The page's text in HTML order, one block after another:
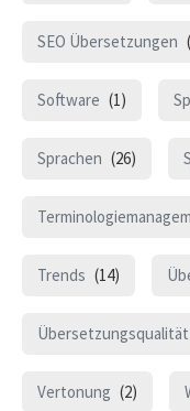
SEO Übersetzungen
Software (1)
Sprachen (26)
Trends (14)
Übersetzungsqualität
Vertonung (2)